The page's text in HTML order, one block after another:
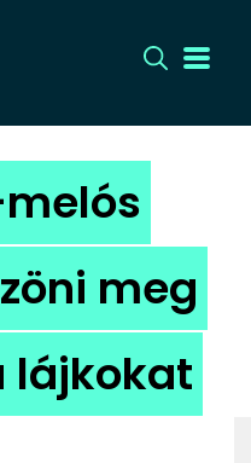
meg
lájkokat